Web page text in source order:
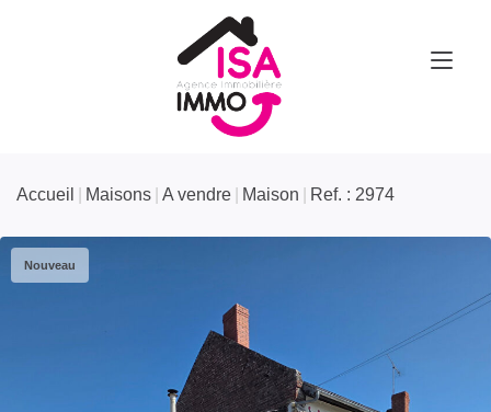
Accueil Maisons A vendre Maison Ref. : 2974
Nouveau